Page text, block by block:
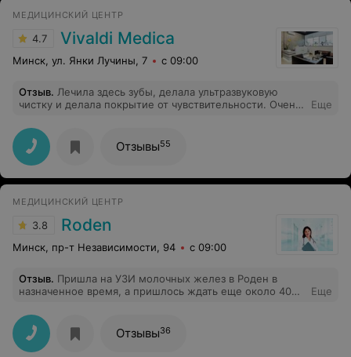
счастлива. Наркоз не потребовался. Через 6 месяцев
приду для контроля, с удовольствием. Спасибо.
МЕДИЦИНСКИЙ ЦЕНТР
4.7 Vivaldi Medica
Минск, ул. Янки Лучины, 7 с 09:00
Отзыв. Лечила здесь зубы, делала ультразвуковую
чистку и делала покрытие от чувствительности. Очень
рекомендую!
Еще
Отзывы55
МЕДИЦИНСКИЙ ЦЕНТР
3.8 Roden
Минск, пр-т Независимости, 94 с 09:00
Отзыв. Пришла на УЗИ молочных желез в Роден в
назначенное время, а пришлось ждать еще около 40
в пробке по дороге, все приемы сместились. Но мне
любезно предложили кофе/чай, извинились несколько
раз за ожидание. Как бы ничего страшного, всякое
случается. УЗИ было сделано хорошо, результат тут
Еще
Отзывы36